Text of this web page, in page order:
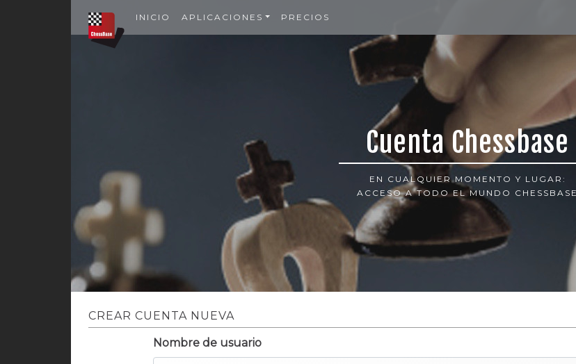
INICIO APLICACIONES PRECIOS
Cuenta Chessbase
EN CUALQUIER MOMENTO Y LUGAR:
ACCESO A TODO EL MUNDO CHESSBASE
CREAR CUENTA NUEVA
Nombre de usuario